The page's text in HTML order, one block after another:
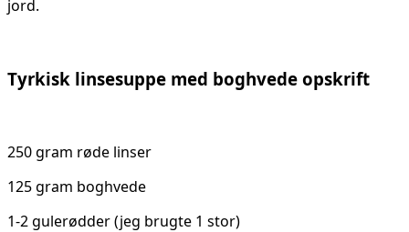
jord.
Tyrkisk linsesuppe med boghvede opskrift
250 gram røde linser
125 gram boghvede
1-2 gulerødder (jeg brugte 1 stor)